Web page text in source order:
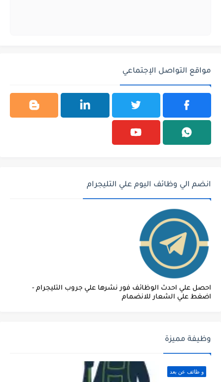
مواقع التواصل الإجتماعي
انضم الي وظائف اليوم علي التليجرام
احصل علي احدث الوظائف فور نشرها علي جروب التليجرام -
اضغط علي الشعار للانضمام
وظيفة مميزة
و ظائف عن بعد